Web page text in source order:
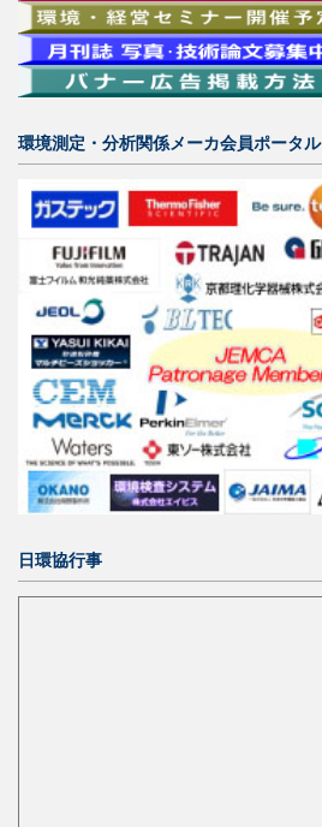
環境測定・分析関係メーカ会員ポータル
日環協行事